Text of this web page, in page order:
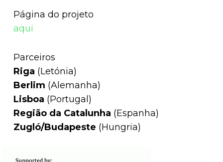
Página do projeto
aqui
Parceiros
Riga (Letónia)
Berlim (Alemanha)
Lisboa (Portugal)
Região da Catalunha (Espanha)
Zugló/Budapeste (Hungria)